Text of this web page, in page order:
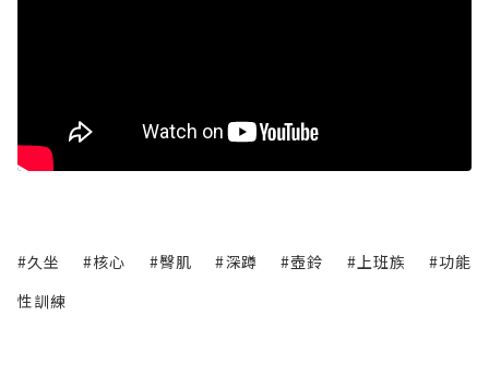
#久坐 #核心 #臀肌 #深蹲 #壺鈴 #上班族
#功能
性訓練